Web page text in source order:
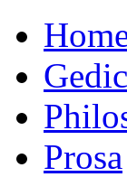
Prosa